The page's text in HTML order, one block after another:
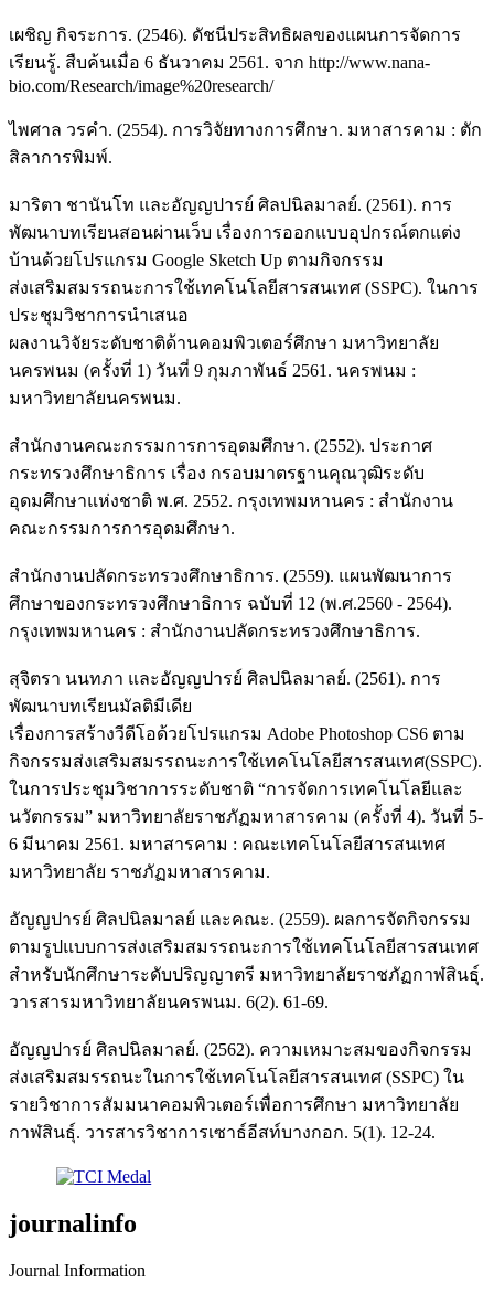
เผชิญ กิจระการ. (2546). ดัชนีประสิทธิผลของแผนการจัดการ
เรียนรู้. สืบค้นเมื่อ 6 ธันวาคม 2561. จาก http://www.nana-
bio.com/Research/image%20research/
ไพศาล วรคำ. (2554). การวิจัยทางการศึกษา. มหาสารคาม : ตัก
สิลาการพิมพ์.
มาริตา ชานันโท และอัญญปารย์ ศิลปนิลมาลย์. (2561). การ
พัฒนาบทเรียนสอนผ่านเว็บ เรื่องการออกแบบอุปกรณ์ตกแต่ง
บ้านด้วยโปรแกรม Google Sketch Up ตามกิจกรรม
ส่งเสริมสมรรถนะการใช้เทคโนโลยีสารสนเทศ (SSPC). ในการ
ประชุมวิชาการนำเสนอ
ผลงานวิจัยระดับชาติด้านคอมพิวเตอร์ศึกษา มหาวิทยาลัย
นครพนม (ครั้งที่ 1) วันที่ 9 กุมภาพันธ์ 2561. นครพนม :
มหาวิทยาลัยนครพนม.
สำนักงานคณะกรรมการการอุดมศึกษา. (2552). ประกาศ
กระทรวงศึกษาธิการ เรื่อง กรอบมาตรฐานคุณวุฒิระดับ
อุดมศึกษาแห่งชาติ พ.ศ. 2552. กรุงเทพมหานคร : สำนักงาน
คณะกรรมการการอุดมศึกษา.
สำนักงานปลัดกระทรวงศึกษาธิการ. (2559). แผนพัฒนาการ
ศึกษาของกระทรวงศึกษาธิการ ฉบับที่ 12 (พ.ศ.2560 - 2564).
กรุงเทพมหานคร : สำนักงานปลัดกระทรวงศึกษาธิการ.
สุจิตรา นนทภา และอัญญปารย์ ศิลปนิลมาลย์. (2561). การ
พัฒนาบทเรียนมัลติมีเดีย
เรื่องการสร้างวีดีโอด้วยโปรแกรม Adobe Photoshop CS6 ตาม
กิจกรรมส่งเสริมสมรรถนะการใช้เทคโนโลยีสารสนเทศ(SSPC).
ในการประชุมวิชาการระดับชาติ “การจัดการเทคโนโลยีและ
นวัตกรรม” มหาวิทยาลัยราชภัฏมหาสารคาม (ครั้งที่ 4). วันที่ 5-
6 มีนาคม 2561. มหาสารคาม : คณะเทคโนโลยีสารสนเทศ
มหาวิทยาลัย ราชภัฏมหาสารคาม.
อัญญปารย์ ศิลปนิลมาลย์ และคณะ. (2559). ผลการจัดกิจกรรม
ตามรูปแบบการส่งเสริมสมรรถนะการใช้เทคโนโลยีสารสนเทศ
สำหรับนักศึกษาระดับปริญญาตรี มหาวิทยาลัยราชภัฏกาฬสินธุ์.
วารสารมหาวิทยาลัยนครพนม. 6(2). 61-69.
อัญญปารย์ ศิลปนิลมาลย์. (2562). ความเหมาะสมของกิจกรรม
ส่งเสริมสมรรถนะในการใช้เทคโนโลยีสารสนเทศ (SSPC) ใน
รายวิชาการสัมมนาคอมพิวเตอร์เพื่อการศึกษา มหาวิทยาลัย
กาฬสินธุ์. วารสารวิชาการเซาธ์อีสท์บางกอก. 5(1). 12-24.
journalinfo
Journal Information